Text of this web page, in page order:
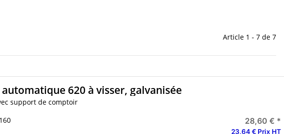
Article 1 - 7 de 7
620 à visser, galvanisée
support de comptoir
28,60 € *
23,64 € Prix HT